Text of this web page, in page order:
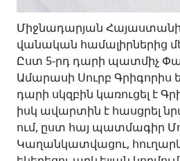
Միջնադարյան
վանական համալիրներից
Ըստ 5-րդ դարի պատմիչ
Ամարասի Սուրբ Գրիգորիս
դարի սկզբին կառուցել է
իսկ ավարտին է հասցրել
ում, ըստ հայ պատմագիր
Կաղանկատվացու,